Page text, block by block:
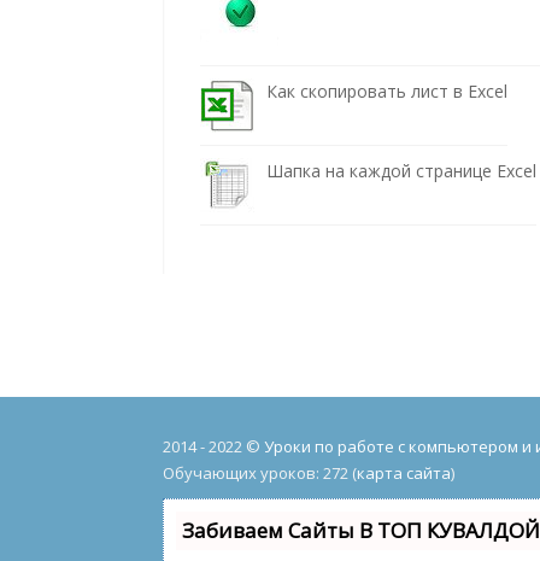
Как скопировать лист в Excel
Шапка на каждой странице Excel
2014 - 2022 © Уроки по работе с компьютером и
Обучающих уроков: 272 (карта сайта)
Забиваем Сайты В ТОП КУВАЛДОЙ